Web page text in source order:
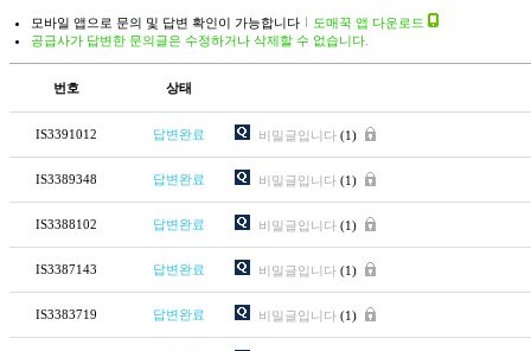
모바일 앱으로 문의 및 답변 확인이 가능합니다
도매꾹 앱 다운로드
공급사가 답변한 문의글은 수정하거나 삭제할 수 없습니다.
번호 상태
IS3391012 답변완료 비밀글입니다 (1)
IS3389348 답변완료 비밀글입니다 (1)
IS3388102 답변완료 비밀글입니다 (1)
IS3387143 답변완료 비밀글입니다 (1)
IS3383719 답변완료 비밀글입니다 (1)